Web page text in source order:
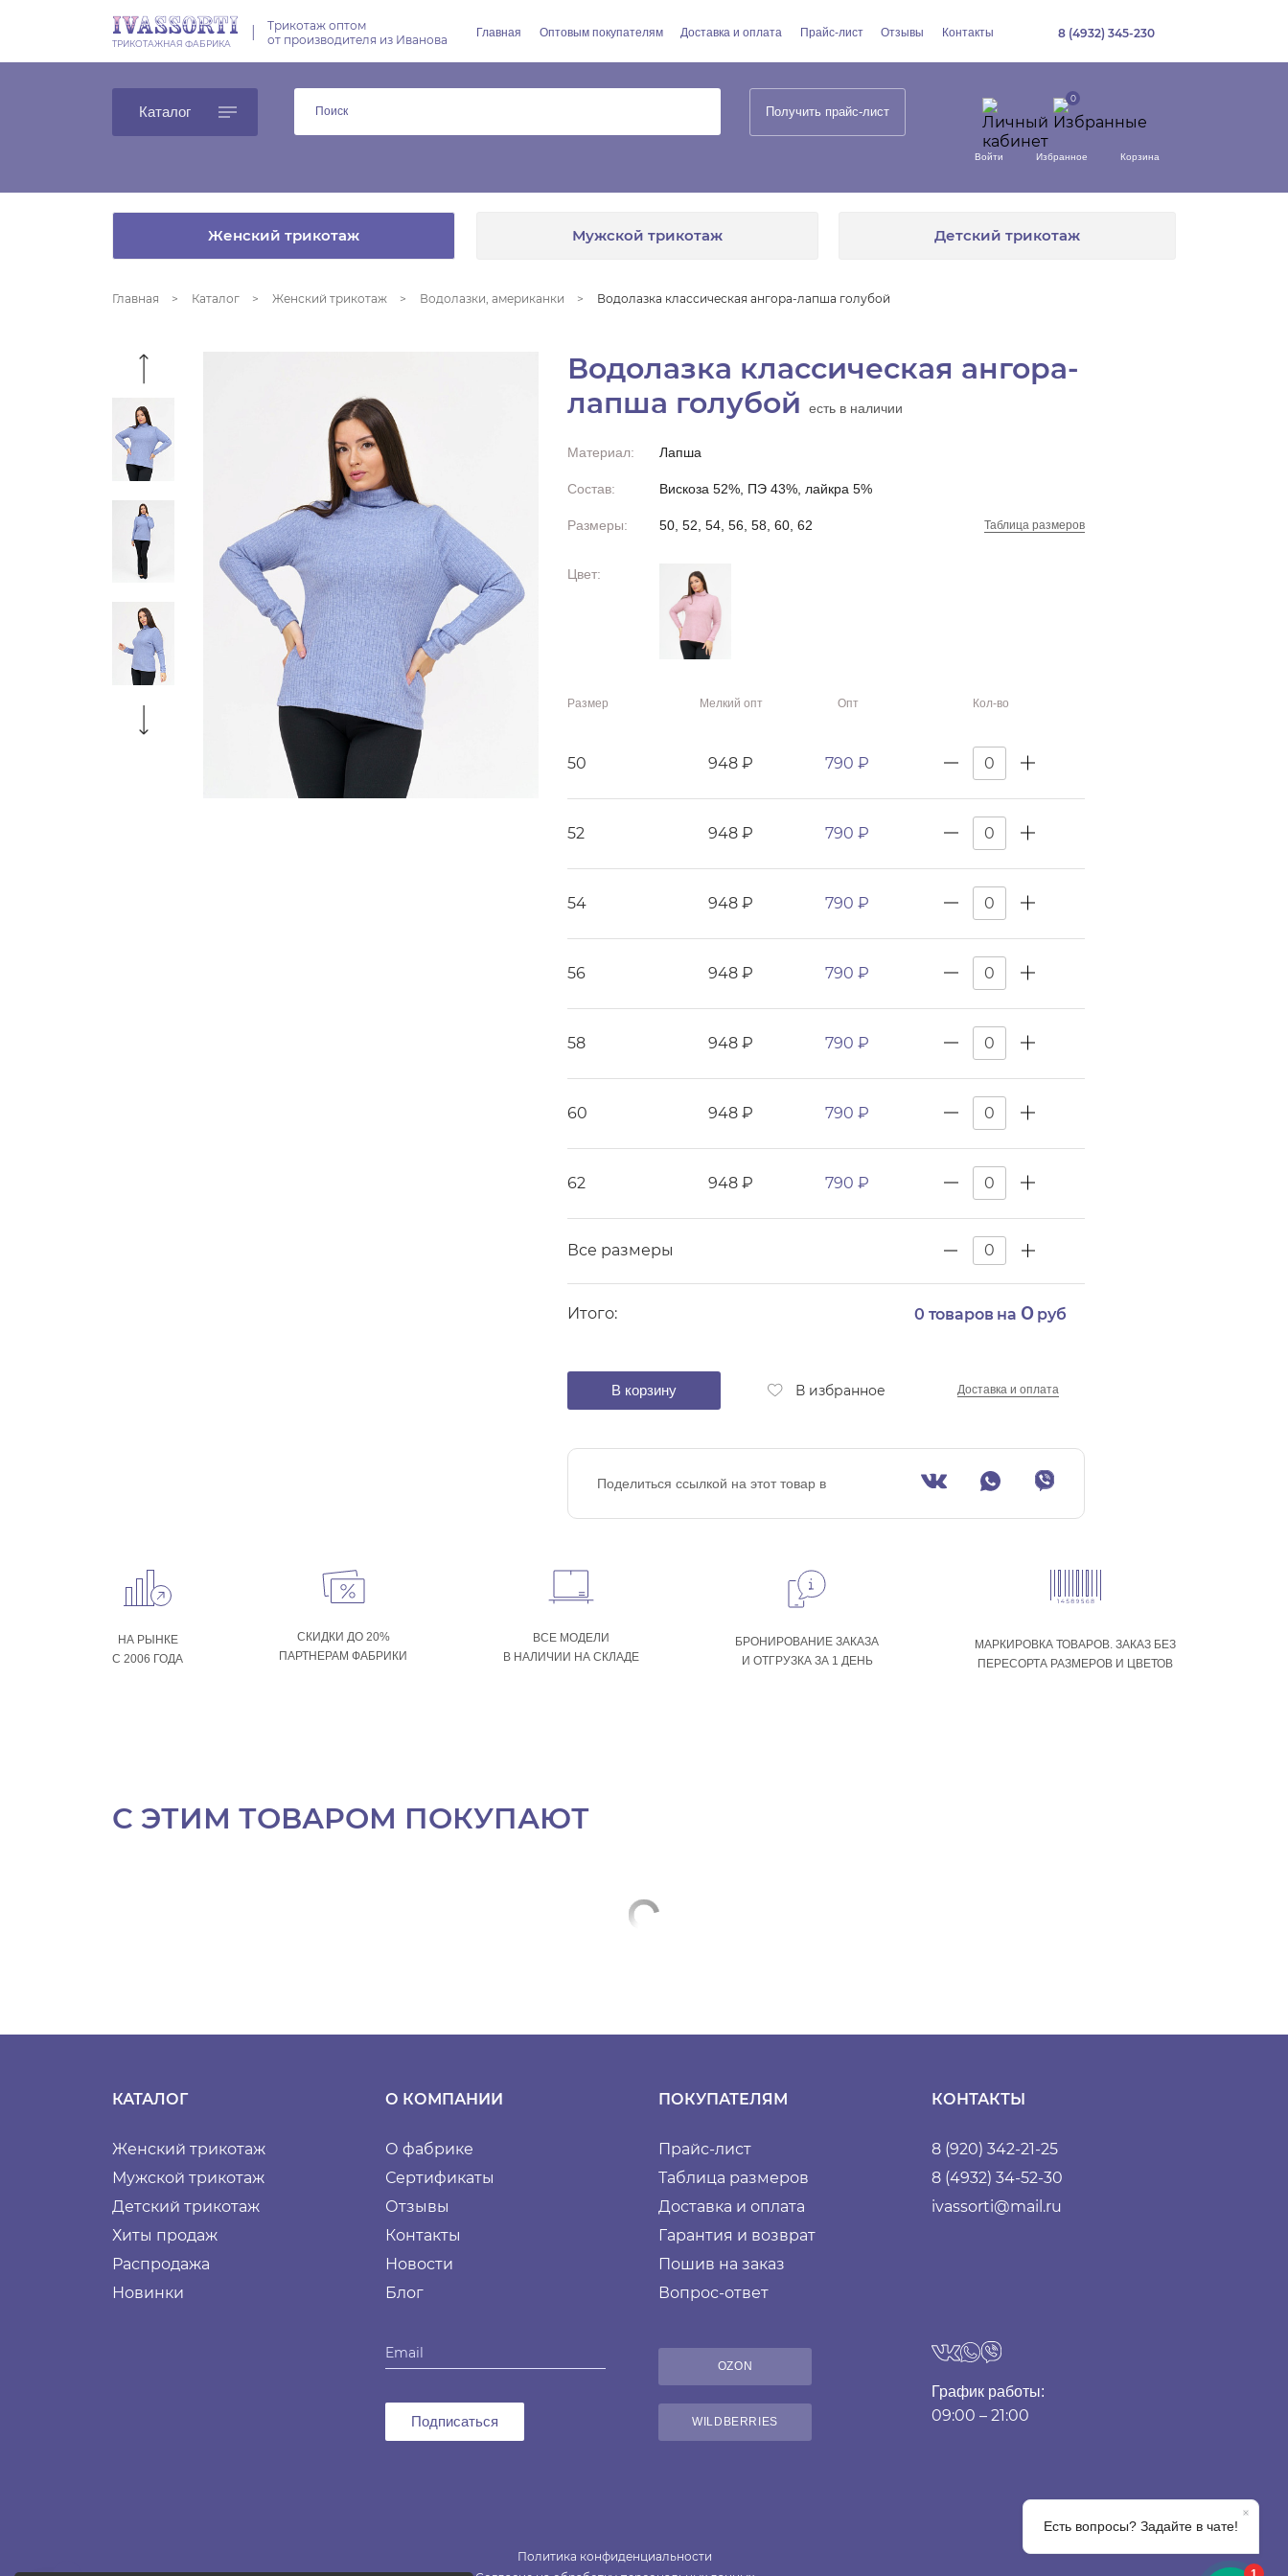
ТРИКОТАЖНАЯ ФАБРИКА
Трикотаж оптом
от производителя из Иванова
Главная Оптовым покупателям Доставка и оплата Прайс-лист Отзывы Контакты 8 (4932) 345-230
Каталог Получить прайс-лист
Войти Избранное Корзина
Женский трикотаж Мужской трикотаж Детский трикотаж
Главная Каталог Женский трикотаж Водолазки, американки Водолазка классическая ангора-лапша голубой
Водолазка классическая ангора-
лапша голубой
есть в наличии
Материал: Лапша
Состав: Вискоза 52%, ПЭ 43%, лайкра 5%
Размеры: 50, 52, 54, 56, 58, 60, 62 Таблица размеров
Цвет:
Размер Мелкий опт Опт Кол-во
50 948 ₽ 790 ₽
52 948 ₽ 790 ₽
54 948 ₽ 790 ₽
56 948 ₽ 790 ₽
58 948 ₽ 790 ₽
60 948 ₽ 790 ₽
62 948 ₽ 790 ₽
Все размеры
Итого: 0 товаров на 0руб
В корзину В избранное Доставка и оплата
Поделиться ссылкой на этот товар в
НА РЫНКЕ
С 2006 ГОДА
СКИДКИ ДО 20%
ПАРТНЕРАМ ФАБРИКИ
ВСЕ МОДЕЛИ
В НАЛИЧИИ НА СКЛАДЕ
БРОНИРОВАНИЕ ЗАКАЗА
И ОТГРУЗКА ЗА 1 ДЕНЬ
МАРКИРОВКА ТОВАРОВ. ЗАКАЗ БЕЗ
ПЕРЕСОРТА РАЗМЕРОВ И ЦВЕТОВ
С ЭТИМ ТОВАРОМ ПОКУПАЮТ
КАТАЛОГ
Женский трикотаж
Мужской трикотаж
Детский трикотаж
Хиты продаж
Распродажа
Новинки
О КОМПАНИИ
О фабрике
Сертификаты
Отзывы
Контакты
Новости
Блог
Подписаться
ПОКУПАТЕЛЯМ
Прайс-лист
Таблица размеров
Доставка и оплата
Гарантия и возврат
Пошив на заказ
Вопрос-ответ
OZON
WILDBERRIES
КОНТАКТЫ
8 (920) 342-21-25
8 (4932) 34-52-30
ivassorti@mail.ru
График работы:
09:00 – 21:00
Политика конфиденциальности